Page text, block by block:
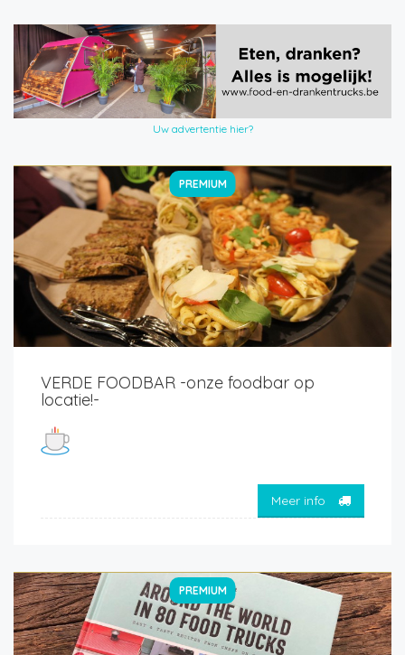
Uw advertentie hier?
PREMIUM
VERDE FOODBAR -onze foodbar op
locatie!-
Meer info
PREMIUM